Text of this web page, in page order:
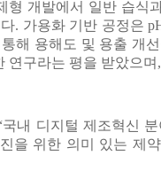
개발에서 일반 습
가용화 기반 공정은
해 용해도 및 용출
구라는 평을 받았으
내 디지털 제조혁신
을 위한 의미 있는